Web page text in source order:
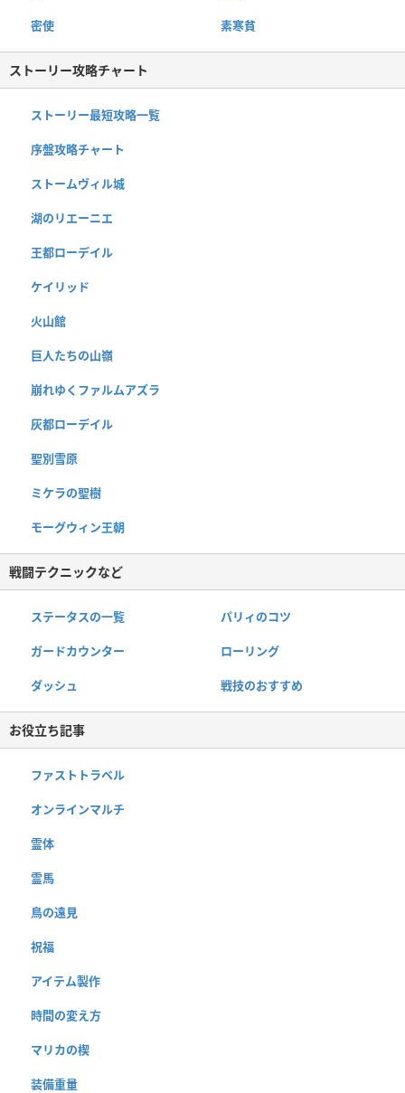
密使 素寒貧
ストーリー攻略チャート
ストーリー最短攻略一覧
序盤攻略チャート
ストームヴィル城
湖のリエーニエ
王都ローデイル
ケイリッド
火山館
巨人たちの山嶺
崩れゆくファルムアズラ
灰都ローデイル
聖別雪原
ミケラの聖樹
モーグウィン王朝
戦闘テクニックなど
ステータスの一覧 パリィのコツ
ガードカウンター ローリング
ダッシュ 戦技のおすすめ
お役立ち記事
ファストトラベル
オンラインマルチ
霊体
霊馬
鳥の遠見
祝福
アイテム製作
時間の変え方
マリカの楔
装備重量